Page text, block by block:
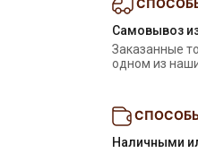
Самовывоз
Заказанные
одном из
Наличными